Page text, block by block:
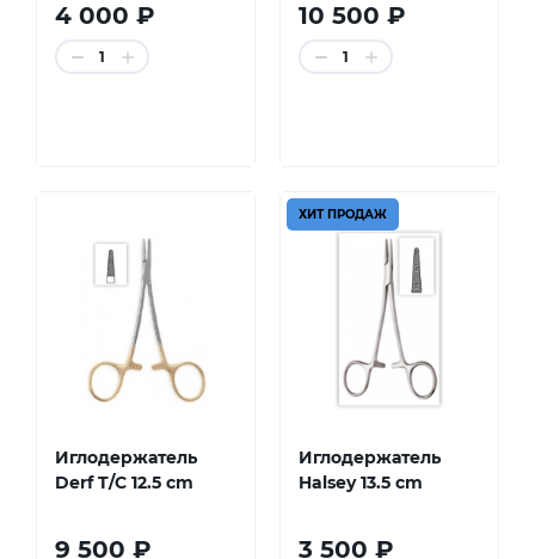
4 000 ₽
1
10 500 ₽
1
Иглодержатель
Derf T/C 12.5 cm
9 500 ₽
ХИТ ПРОДАЖ
Иглодержатель
Halsey 13.5 cm
3 500 ₽